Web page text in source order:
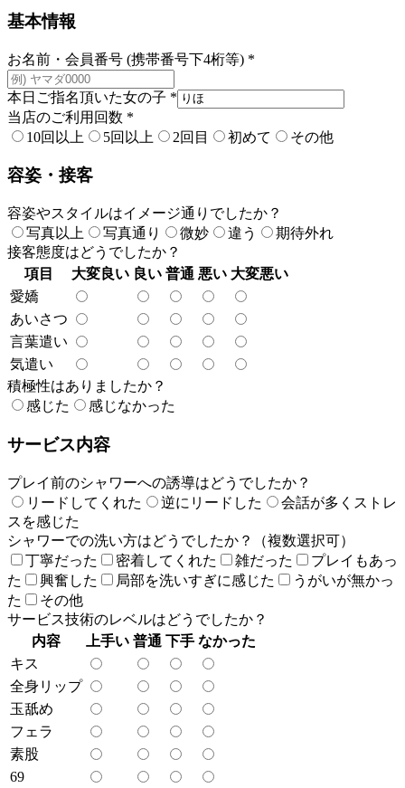
基本情報
お名前・会員番号 (携帯番号下4桁等) *
本日ご指名頂いた女の子 *
当店のご利用回数 *
10回以上
5回以上 2回目 初めて その他
容姿・接客
容姿やスタイルはイメージ通りでしたか？
写真以上
写真通り 微妙 違う
期待外れ
接客態度はどうでしたか？
項目
大変良い 良い 普通 悪い 大変悪い
愛嬌
あいさつ
言葉遣い
気遣い
積極性はありましたか？
感じた
感じなかった
サービス内容
プレイ前のシャワーへの誘導はどうでしたか？
リードしてくれた
逆にリードした
会話が多くストレ
スを感じた
シャワーでの洗い方はどうでしたか？（複数選択可）
丁寧だった
密着してくれた 雑だった
プレイもあっ
た
興奮した 局部を洗いすぎに感じた
うがいが無かっ
た
その他
サービス技術のレベルはどうでしたか？
内容
上手い 普通 下手 なかった
キス
全身リップ
玉舐め
フェラ
素股
69